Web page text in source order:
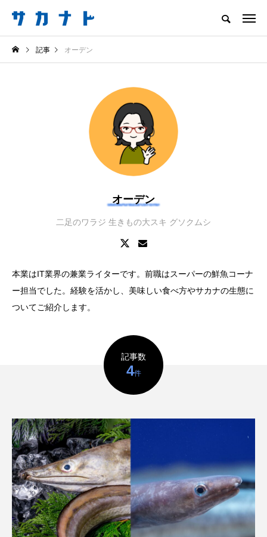
サカナをもっと好きになる
知る 食べる 楽しむ
サカナを知ろう
鰭”が特徴的な魚を実
際に食べてみた
と
2026.08.05
創る
意外と簡単！ 100均で
く製＞を作ってみた
夏休みの自由研究にい
かが？
2026.06.02
キーワードから探す
わたしと水族館
アオリイカ アカアジ
アカクラゲ アカザ アカハタ
アカムツ アカメ アクアリウム
アサヒガニ アザアシ アシカ アジ
記事 オーデン
オーデン
二足のワラジ 生きもの大スキ グソクムシ
本業はIT業界の兼業ライターです。前職はスーパーの鮮魚コーナ
ー担当でした。経験を活かし、美味しい食べ方やサカナの生態に
ついてご紹介します。
記事数
4件